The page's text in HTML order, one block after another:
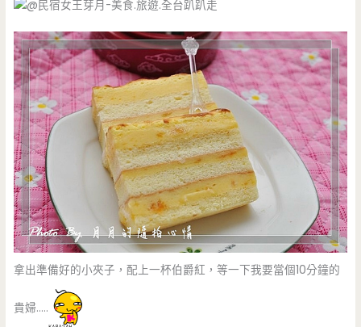
拿出準備好的小夾子，配上一杯伯爵紅，等一下我要當個10分鐘的
貴婦…..